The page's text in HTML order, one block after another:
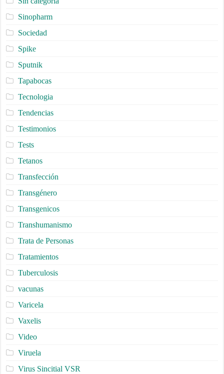
Sinopharm
Sociedad
Spike
Sputnik
Tapabocas
Tecnologia
Tendencias
Testimonios
Tests
Tetanos
Transfección
Transgénero
Transgenicos
Transhumanismo
Trata de Personas
Tratamientos
Tuberculosis
vacunas
Varicela
Vaxelis
Video
Viruela
Virus Sincitial VSR